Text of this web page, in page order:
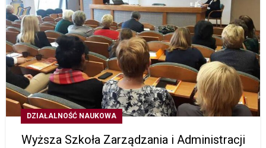
DZIAŁALNOŚĆ NAUKOWA
Wyższa Szkoła Zarządzania i Administracji